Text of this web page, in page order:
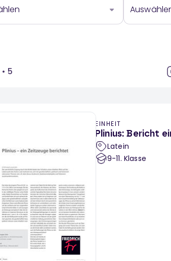
• 5
EINHEIT
Plinius: Bericht
Latein
9-11. Klasse